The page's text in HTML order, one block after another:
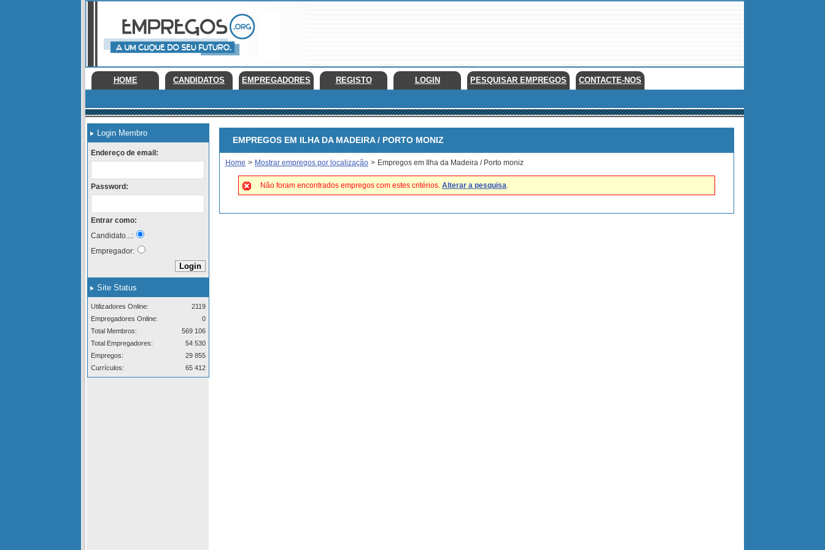
HOME CANDIDATOS EMPREGADORES REGISTO LOGIN PESQUISAR EMPREGOS CONTACTE-NOS
Login Membro
Endereço de email:
Password:
Entrar como:
Candidato...:
Empregador:
Site Status
Utilizadores Online:
2119
Empregadores Online:
0
Total Membros:
569 106
Total Empregadores:
54 530
Empregos:
29 855
Currículos:
65 412
EMPREGOS EM ILHA DA MADEIRA / PORTO MONIZ
Home > Mostrar empregos por localização > Empregos em Ilha da Madeira / Porto moniz
Não foram encontrados empregos com estes critérios. Alterar a pesquisa.